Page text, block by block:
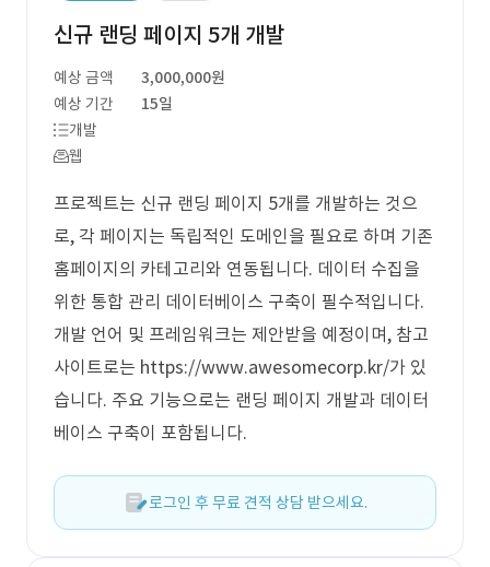
신규 랜딩 페이지 5개 개발
예상 금액
3,000,000원
예상 기간
15일
개발
웹
프로젝트는 신규 랜딩 페이지 5개를 개발하는 것으
로, 각 페이지는 독립적인 도메인을 필요로 하며 기존
홈페이지의 카테고리와 연동됩니다. 데이터 수집을
위한 통합 관리 데이터베이스 구축이 필수적입니다.
개발 언어 및 프레임워크는 제안받을 예정이며, 참고
사이트로는 https://www.awesomecorp.kr/가 있
습니다. 주요 기능으로는 랜딩 페이지 개발과 데이터
베이스 구축이 포함됩니다.
로그인 후 무료 견적 상담 받으세요.